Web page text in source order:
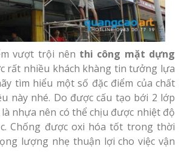
vượt trội nên thi công mặt dựng
rất nhiều khách khàng tin tưởng lựa
tìm hiểu một số đặc điểm của chất
này nhé. Do được cấu tạo bới 2 lớp
nhựa nên có thể chịu được nhiệt độ
Chống được oxi hóa tốt trong thời
lượng nhẹ thuận lợi cho việc vận
Làm biển
Nghệ An giá